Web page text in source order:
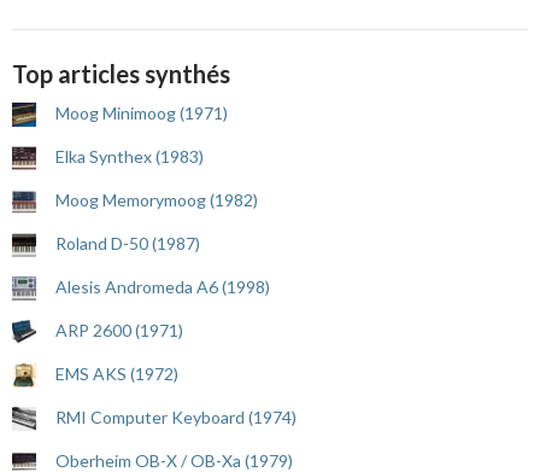
Top articles synthés
Moog Minimoog (1971)
Elka Synthex (1983)
Moog Memorymoog (1982)
Roland D-50 (1987)
Alesis Andromeda A6 (1998)
ARP 2600 (1971)
EMS AKS (1972)
RMI Computer Keyboard (1974)
Oberheim OB-X / OB-Xa (1979)